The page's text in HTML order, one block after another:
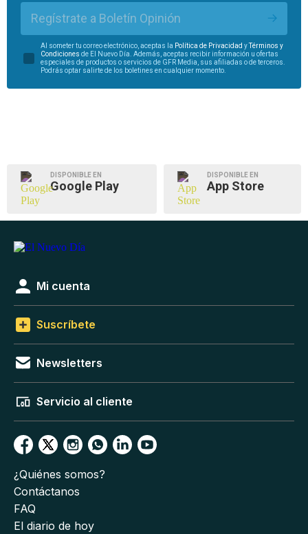
Regístrate a Boletín Opinión
Al someter tu correo electrónico, aceptas la Política de Privacidad yTérminos y
Condiciones de El Nuevo Día. Además, aceptas recibir información u ofertas
especiales de productos o servicios de GFR Media, sus afiliadas o de terceros.
Podrás optar salirte de los boletines en cualquier momento.
DISPONIBLE EN
Google Play
DISPONIBLE EN
App Store
Mi cuenta
Suscríbete
Newsletters
Servicio al cliente
¿Quiénes somos?
Contáctanos
FAQ
El diario de hoy